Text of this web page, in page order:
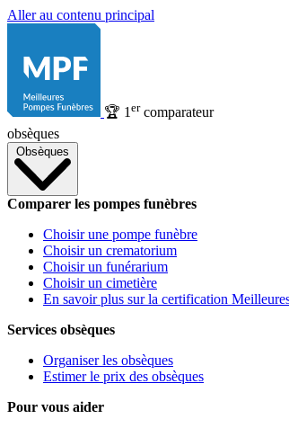
Aller au contenu principal
🏆 1 ercomparateur
obsèques
Obsèques
Comparer les pompes funèbres
Choisir une pompe funèbre
Choisir un crematorium
Choisir un funérarium
Choisir un cimetière
En savoir plus sur la certification
Services obsèques
Organiser les obsèques
Estimer le prix des obsèques
Pour vous aider